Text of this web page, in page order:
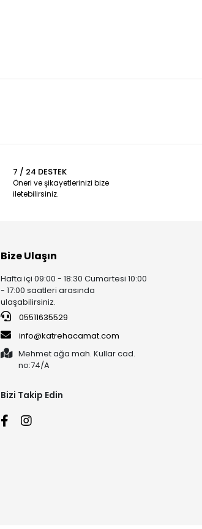
7 / 24 DESTEK
Öneri ve şikayetlerinizi bize
iletebilirsiniz.
Bize Ulaşın
Hafta içi 09:00 - 18:30 Cumartesi 10:00
- 17:00 saatleri arasında
ulaşabilirsiniz.
05511635529
info@katrehacamat.com
Mehmet ağa mah. Kullar cad.
no:74/A
Bizi Takip Edin